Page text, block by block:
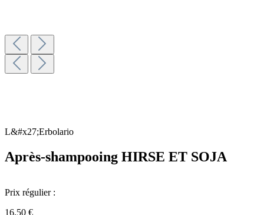
L&#x27;Erbolario
Après-shampooing HIRSE ET SOJA
Prix régulier :
16,50 €